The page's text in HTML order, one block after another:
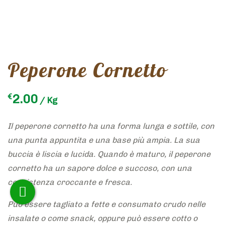
Peperone Cornetto
€2.00 / Kg
Il peperone cornetto ha una forma lunga e sottile, con
una punta appuntita e una base più ampia. La sua
buccia è liscia e lucida. Quando è maturo, il peperone
cornetto ha un sapore dolce e succoso, con una
consistenza croccante e fresca.
Può essere tagliato a fette e consumato crudo nelle
insalate o come snack, oppure può essere cotto o